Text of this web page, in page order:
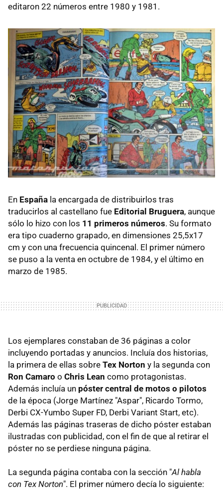
editaron 22 números entre 1980 y 1981.
En España la encargada de distribuirlos tras
traducirlos al castellano fue Editorial Bruguera, aunque
sólo lo hizo con los 11 primeros números. Su formato
era tipo cuaderno grapado, en dimensiones 25,5x17
cm y con una frecuencia quincenal. El primer número
se puso a la venta en octubre de 1984, y el último en
marzo de 1985.
Los ejemplares constaban de 36 páginas a color
incluyendo portadas y anuncios. Incluía dos historias,
la primera de ellas sobre Tex Norton y la segunda con
Ron Camaro o Chris Lean como protagonistas.
Además incluía un póster central de motos o pilotos
de la época (Jorge Martínez "Aspar", Ricardo Tormo,
Derbi CX-Yumbo Super FD, Derbi Variant Start, etc).
Además las páginas traseras de dicho póster estaban
ilustradas con publicidad, con el fin de que al retirar el
póster no se perdiese ninguna página.
La segunda página contaba con la sección "Al habla
con Tex Norton". El primer número decía lo siguiente: